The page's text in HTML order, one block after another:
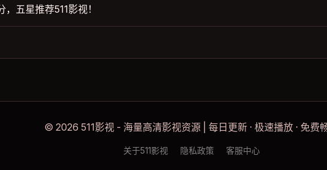
五星推荐511影视！
© 2026 511影视 - 海量高清影视资源 | 每日更新 · 极速播放 · 免费
关于511影视 隐私政策 客服中心